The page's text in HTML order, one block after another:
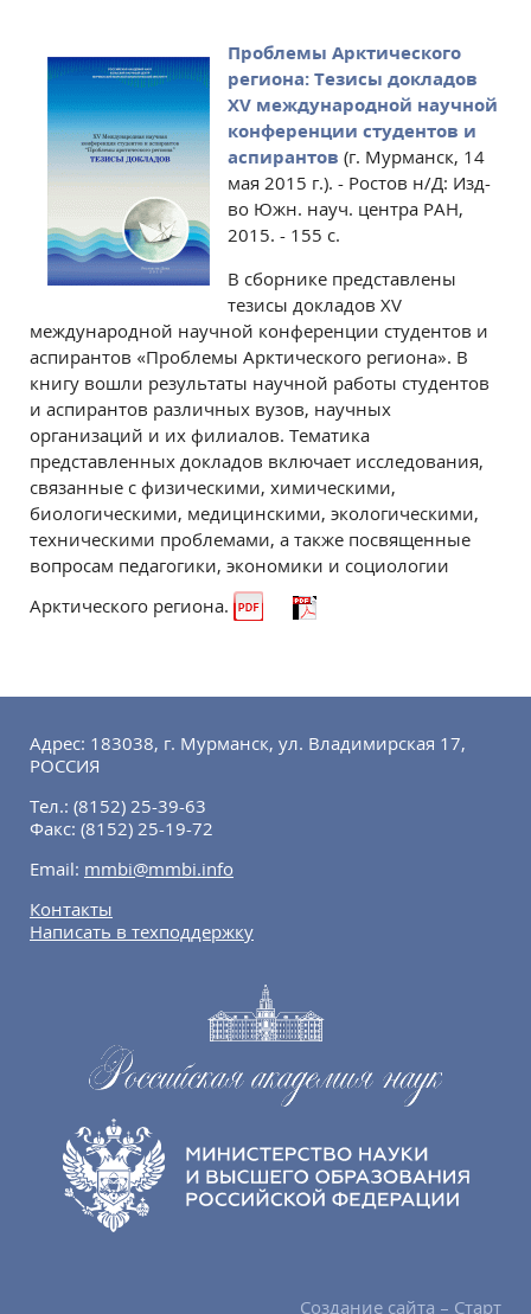
Проблемы Арктического
региона: Тезисы докладов
XV международной научной
конференции студентов и
аспирантов (г. Мурманск, 14
мая 2015 г.). - Ростов н/Д: Изд-
во Южн. науч. центра РАН,
2015. - 155 с.
В сборнике представлены
тезисы докладов XV
международной научной конференции студентов и
аспирантов «Проблемы Арктического региона». В
книгу вошли результаты научной работы студентов
и аспирантов различных вузов, научных
организаций и их филиалов. Тематика
представленных докладов включает исследования,
связанные с физическими, химическими,
биологическими, медицинскими, экологическими,
техническими проблемами, а также посвященные
вопросам педагогики, экономики и социологии
Арктического региона.
Адрес: 183038, г. Мурманск, ул. Владимирская 17,
РОССИЯ
Тел.: (8152) 25-39-63
Факс: (8152) 25-19-72
Email: mmbi@mmbi.info
Контакты
Написать в техподдержку
Создание сайта – Старт